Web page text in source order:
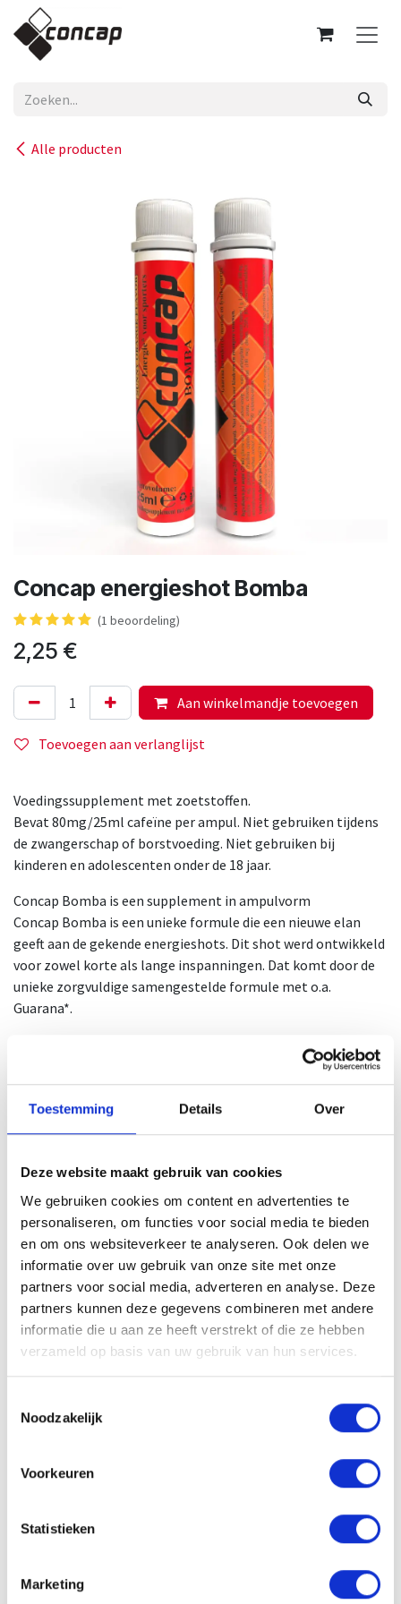
Toestemming Details Over
Deze website maakt gebruik van cookies
We gebruiken cookies om content en advertenties te
personaliseren, om functies voor social media te bieden
en om ons websiteverkeer te analyseren. Ook delen we
informatie over uw gebruik van onze site met onze
partners voor social media, adverteren en analyse. Deze
partners kunnen deze gegevens combineren met andere
informatie die u aan ze heeft verstrekt of die ze hebben
verzameld op basis van uw gebruik van hun services.
Noodzakelijk
Voorkeuren
Statistieken
Marketing
Overslaan naar inhoud
Alle producten
Concap energieshot Bomba
(1 beoordeling)
2,25 €
Aan winkelmandje toevoegen
Toevoegen aan verlanglijst
Voedingssupplement met zoetstoffen.
Bevat 80mg/25ml cafeïne per ampul. Niet gebruiken tijdens
de zwangerschap of borstvoeding. Niet gebruiken bij
kinderen en adolescenten onder de 18 jaar.
Concap Bomba is een supplement in ampulvorm
Concap Bomba is een unieke formule die een nieuwe elan
geeft aan de gekende energieshots. Dit shot werd ontwikkeld
voor zowel korte als lange inspanningen. Dat komt door de
unieke zorgvuldige samengestelde formule met o.a.
Guarana*.
Dit shot werd reeds jaren geleden uitgebracht, maar blijft
een favoriet van velen omdat het zowel competitief als voor
de recreant een grote meerwaarde voegt aan het sporten.
1 shot bevat 25ml
NUT-Nummer: 1386/18
Gebruiksadvies
Klaar voor gebruik. Aanbevolen dagelijkse portie: vanaf 18
jaar 1 ampul per dag. Gebruik voor inspanningen tot 90
minuten 1 shot 10 minuten voor de start. Bij duursport: drink
1 shot na 1 uur activiteit. De aanbevolen dagelijkse dosis niet
overschrijden. Voedingssupplementen vervangen geen
kinderen. Plaats van herkomst EU.
glucose siroop 12g, fructose siroop 7g, water,
cafeïne 75mg, guarana (paullinia cupana) 50mg, aroma,
Conserveermiddelen: natriumbenzoaat en kaliumsorbaat,
zoetstof: sucralose.